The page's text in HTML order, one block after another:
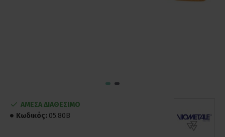
ΑΜΕΣΑ ΔΙΑΘΕΣΙΜΟ
Κωδικός: 05.80B